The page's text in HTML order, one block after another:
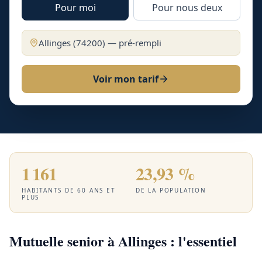
Pour moi Pour nous deux
Allinges (74200) — pré-rempli
Voir mon tarif
1 161
HABITANTS DE 60 ANS ET
PLUS
23,93 %
DE LA POPULATION
Mutuelle senior à Allinges : l'essentiel